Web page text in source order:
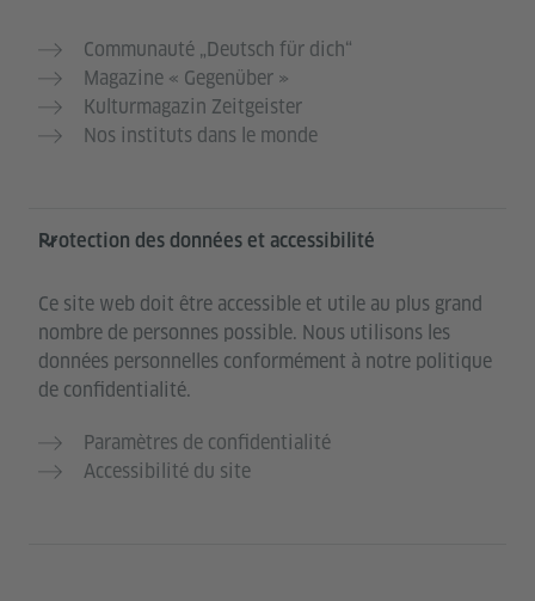
Communauté „Deutsch für dich“
Magazine « Gegenüber »
Kulturmagazin Zeitgeister
Nos instituts dans le monde
Protection des données et accessibilité
Ce site web doit être accessible et utile au plus grand
nombre de personnes possible. Nous utilisons les
données personnelles conformément à notre politique
de confidentialité.
Paramètres de confidentialité
Accessibilité du site